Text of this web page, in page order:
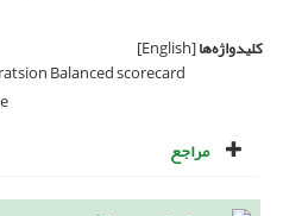
کلیدواژه‌ها[English]
Balanced scorecard
مراجع